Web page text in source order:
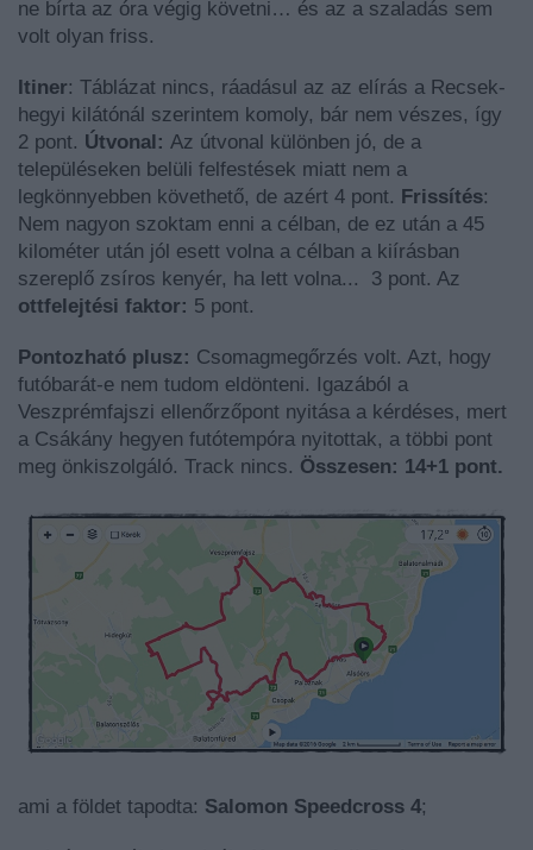
ne bírta az óra végig követni… és az a szaladás sem
volt olyan friss.
Itiner: Táblázat nincs, ráadásul az az elírás a Recsek-
hegyi kilátónál szerintem komoly, bár nem vészes, így
2 pont. Útvonal: Az útvonal különben jó, de a
településeken belüli felfestések miatt nem a
legkönnyebben követhető, de azért 4 pont. Frissítés:
Nem nagyon szoktam enni a célban, de ez után a 45
kilométer után jól esett volna a célban a kiírásban
szereplő zsíros kenyér, ha lett volna... 3 pont. Az
ottfelejtési faktor: 5 pont.
Pontozható plusz: Csomagmegőrzés volt. Azt, hogy
futóbarát-e nem tudom eldönteni. Igazából a
Veszprémfajszi ellenőrzőpont nyitása a kérdéses, mert
a Csákány hegyen futótempóra nyitottak, a többi pont
meg önkiszolgáló. Track nincs. Összesen: 14+1 pont.
ami a földet tapodta: Salomon Speedcross 4;